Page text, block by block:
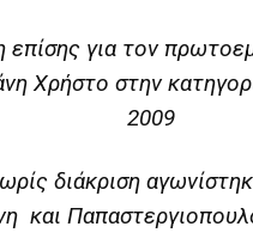
επίσης για τον
Χρήστο στην
2009
διάκριση
και